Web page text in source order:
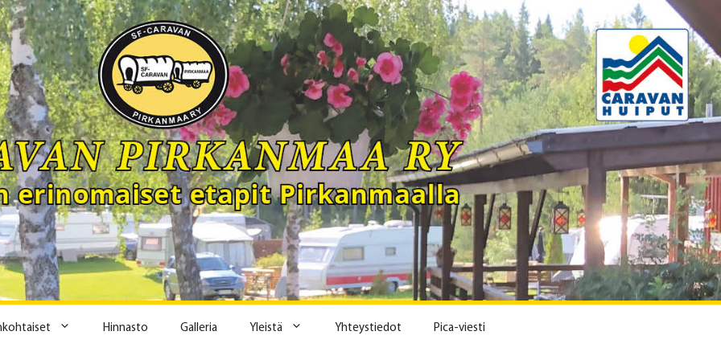
Hinnasto Galleria Yleistä Yhteystiedot Pica-viesti